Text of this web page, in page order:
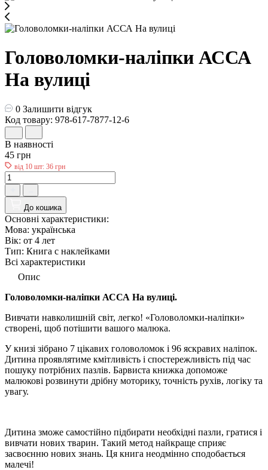
Головоломки-наліпки АССА
На вулиці
0 Залишити відгук
Код товару: 978-617-7877-12-6
В наявності
45 грн
від 10 шт: 36 грн
До кошика
Основні характеристики:
Мова: українська
Вік: от 4 лет
Тип: Книга с наклейками
Всі характеристики
Опис
Головоломки-наліпки АССА На вулиці.
Вивчати навколишній світ, легко! «Головоломки-наліпки»
створені, щоб потішити вашого малюка.
У книзі зібрано 7 цікавих головоломок і 96 яскравих наліпок.
Дитина проявлятиме кмітливість і спостережливість під час
пошуку потрібних пазлів. Барвиста книжка допоможе
малюкові розвинути дрібну моторику, точність рухів, логіку та
увагу.
Дитина зможе самостійно підбирати необхідні пазли, гратися і
вивчати нових тварин. Такий метод найкраще сприяє
засвоєнню нових знань. Ця книга неодмінно сподобається
малечі!